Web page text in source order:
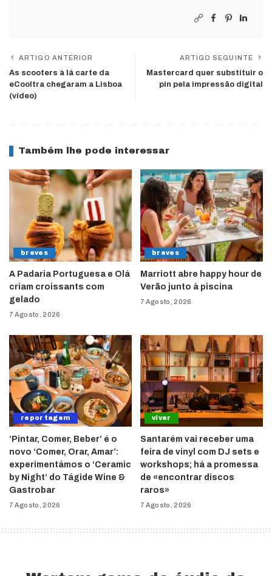
ARTIGO ANTERIOR
As scooters à lá carte da
eCooltra chegaram a Lisboa
(vídeo)
ARTIGO SEGUINTE
Mastercard quer substituir o
pin pela impressão digital
Também lhe pode interessar
breves
A Padaria Portuguesa e Olá
criam croissants com
gelado
7 Agosto, 2026
breves
Marriott abre happy hour de
Verão junto à piscina
7 Agosto, 2026
reportagem
‘Pintar, Comer, Beber’ é o
novo ‘Comer, Orar, Amar’:
experimentámos o ‘Ceramic
by Night’ do Tágide Wine &
Gastrobar
7 Agosto, 2026
viver
Santarém vai receber uma
feira de vinyl com DJ sets e
workshops; há a promessa
de «encontrar discos
raros»
7 Agosto, 2026